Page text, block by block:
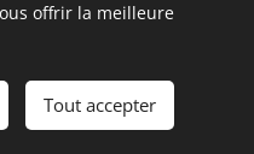
offrir la meilleure
Tout accepter